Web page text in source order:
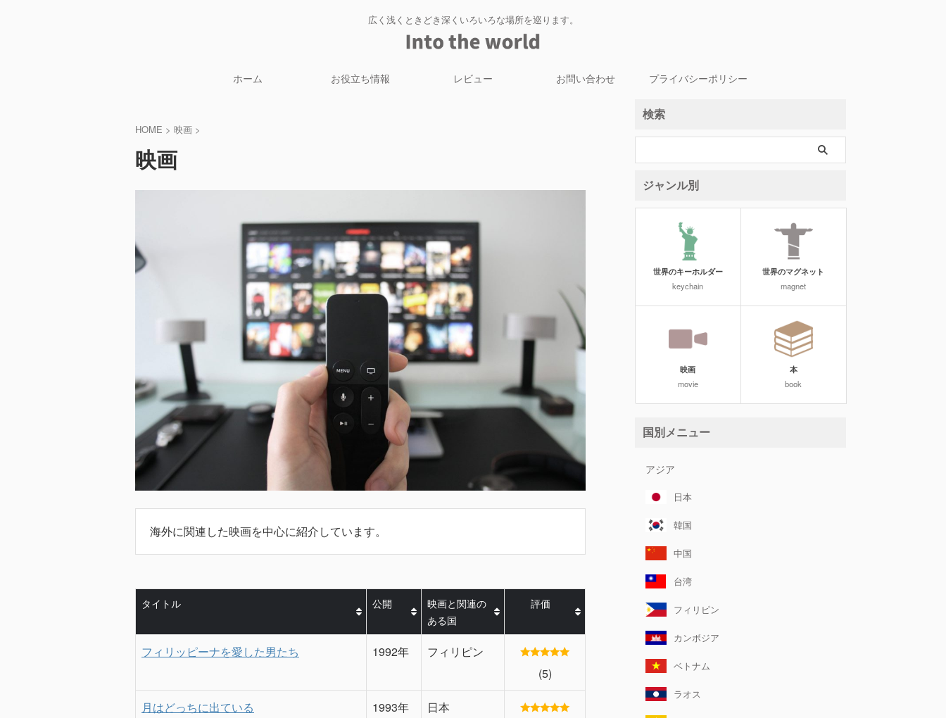
広く浅くときどき深くいろいろな場所を巡ります。
ホーム お役立ち情報 レビュー お問い合わせ プライバシーポリシー
HOME > 映画 >
映画
海外に関連した映画を中心に紹介しています。
タイトル 公開
映画と関連の
ある国
評価
フィリッピーナを愛した男たち 1992年
フィリピン
(5)
月はどっちに出ている 1993年
日本
検索
ジャンル別
世界のキーホルダー
keychain
世界のマグネット
magnet
映画
movie
本
book
国別メニュー
アジア
日本
韓国
中国
台湾
フィリピン
カンボジア
ベトナム
ラオス